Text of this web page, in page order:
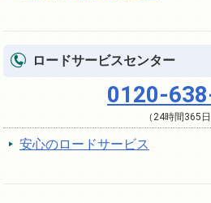
ロードサービスセンター
0120-
（24時間365日
安心のロードサービス